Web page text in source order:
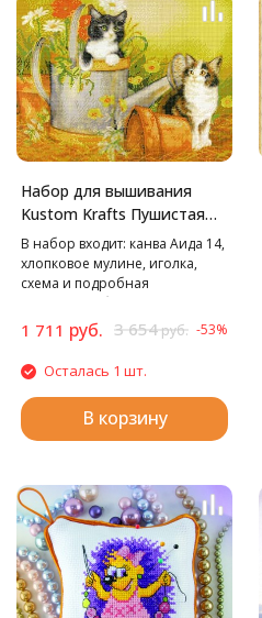
Набор для вышивания
Kustom Krafts Пушистая
радость, 36х28 см
В набор входит: канва Аида 14,
хлопковое мулине, иголка,
схема и подробная
инструкция-буклет на русском
языке.
1 711 руб. 3 654руб. -53%
Осталась 1 шт.
В корзину